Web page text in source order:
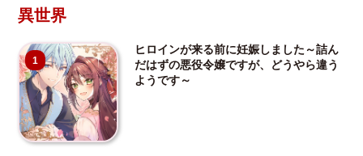
異世界
1
ヒロインが来る前に妊娠しました～詰ん
だはずの悪役令嬢ですが、どうやら違う
ようです～